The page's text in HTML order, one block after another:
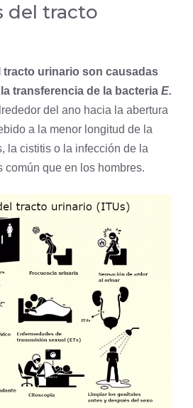
del tracto
tracto urinario son causadas
transferencia de la bacteria E.
del ano hacia la abertura
a la menor longitud de la
la cistitis o la infección de la
común que en los hombres.